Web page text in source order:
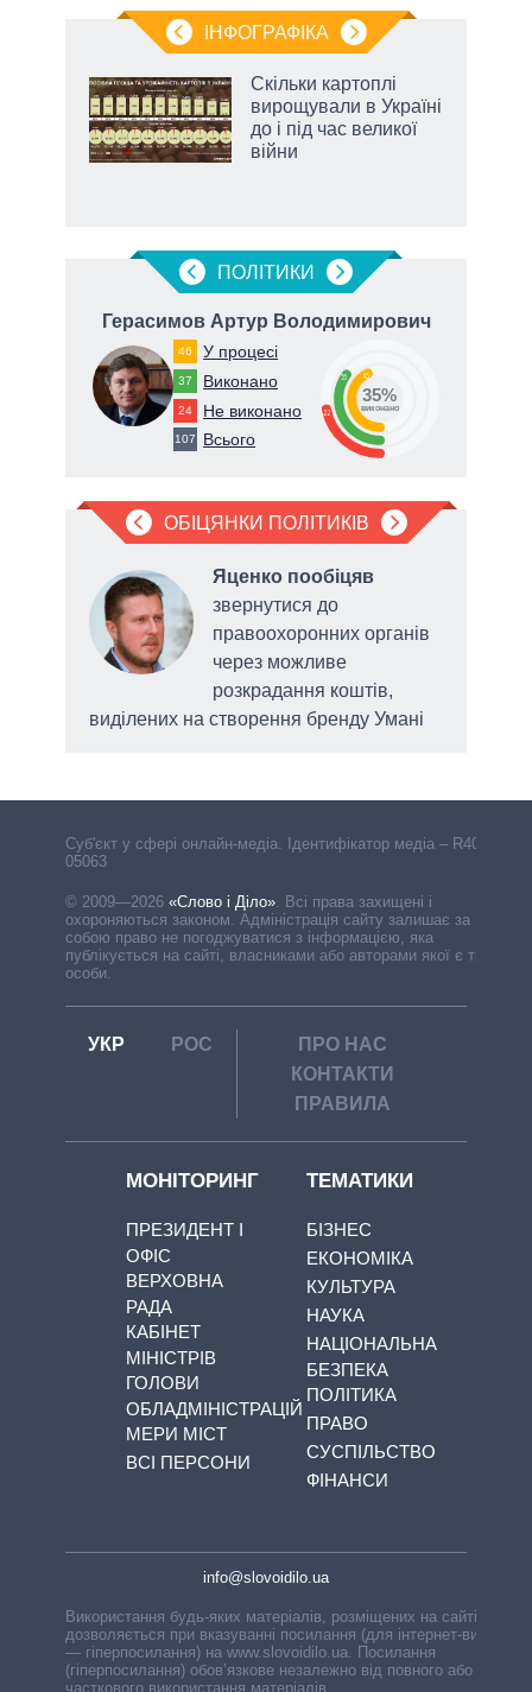
ІНФОГРАФІКА
Скільки картоплі
вирощували в Україні
до і під час великої
війни
ПОЛIТИКИ
Герасимов Артур Володимирович
46 У процесі
37 Виконано
24 Не виконано
107 Всього
22
35 43
35%
виконано
ОБІЦЯНКИ ПОЛІТИКІВ
Яценко пообіцяв
звернутися до
правоохоронних органів
через можливе
розкрадання коштів,
виділених на створення бренду Умані
Cуб'єкт у сфері онлайн-медіа. Ідентифікатор медіа – R40-
05063
© 2009—2026 «Слово і Діло». Всі права захищені і
охороняються законом. Адміністрація сайту залишає за
собою право не погоджуватися з інформацією, яка
публікується на сайті, власниками або авторами якої є треті
особи.
УКР РОС
ПРО НАС
КОНТАКТИ
ПРАВИЛА
МОНІТОРИНГ
ПРЕЗИДЕНТ І
ОФІС
ВЕРХОВНА
РАДА
КАБІНЕТ
МІНІСТРІВ
ГОЛОВИ
ОБЛАДМІНІСТРАЦІЙ
МЕРИ МІСТ
ВСІ ПЕРСОНИ
ТЕМАТИКИ
БІЗНЕС
ЕКОНОМІКА
КУЛЬТУРА
НАУКА
НАЦІОНАЛЬНА
БЕЗПЕКА
ПОЛІТИКА
ПРАВО
СУСПІЛЬСТВО
ФІНАНСИ
info@slovoidilo.ua
Використання будь-яких матеріалів, розміщених на сайті,
дозволяється при вказуванні посилання (для інтернет-видань
— гіперпосилання) на www.slovoidilo.ua. Посилання
(гіперпосилання) обов’язкове незалежно від повного або
часткового використання матеріалів.